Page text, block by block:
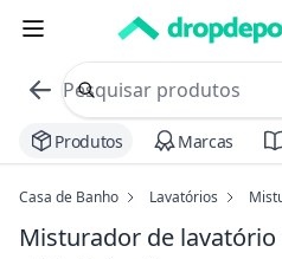
commerce search no
Procurar
Produtos Marcas
Casa de Banho Lavatórios
Misturador de